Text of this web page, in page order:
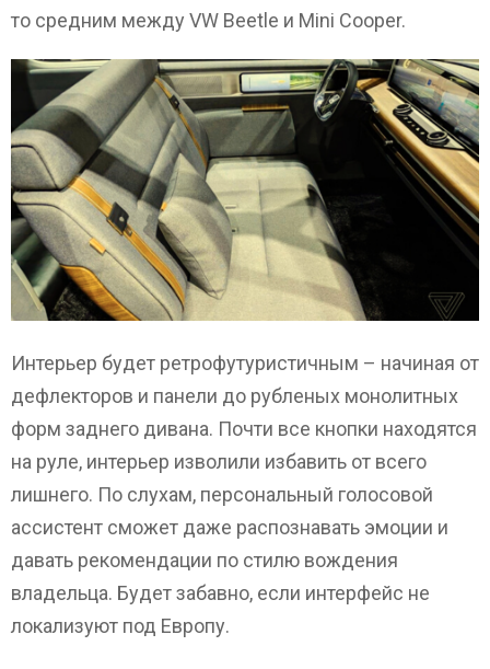
то средним между VW Beetle и Mini Cooper.
Интерьер будет ретрофутуристичным – начиная от
дефлекторов и панели до рубленых монолитных
форм заднего дивана. Почти все кнопки находятся
на руле, интерьер изволили избавить от всего
лишнего. По слухам, персональный голосовой
ассистент сможет даже распознавать эмоции и
давать рекомендации по стилю вождения
владельца. Будет забавно, если интерфейс не
локализуют под Европу.